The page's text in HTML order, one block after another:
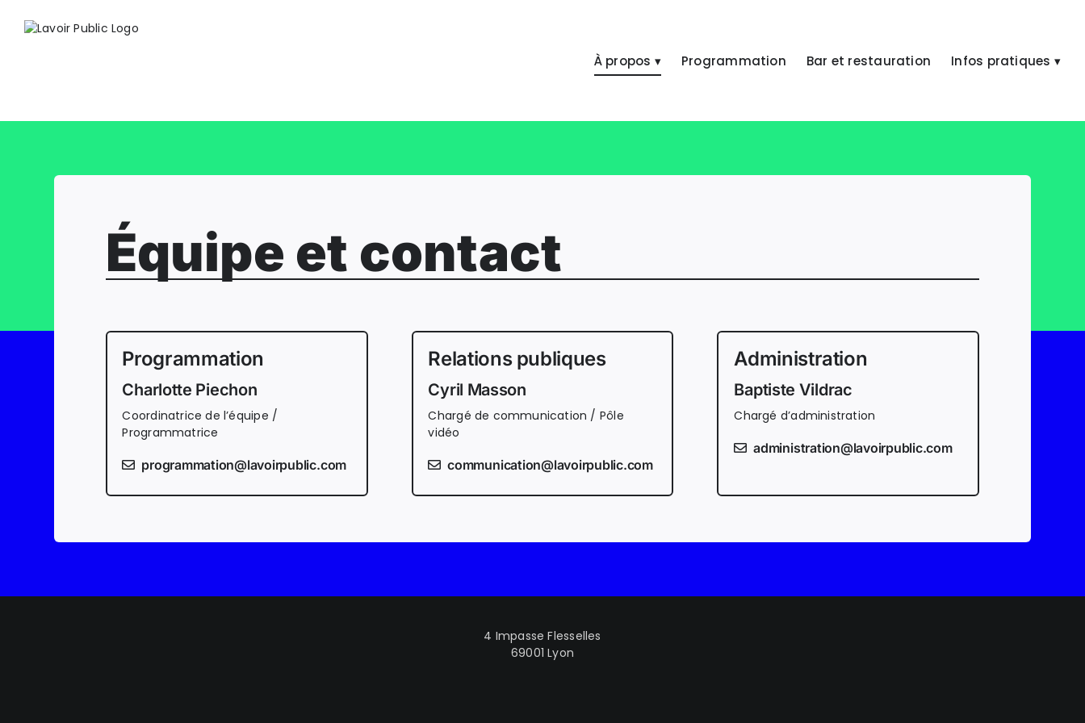
À propos ▾ Programmation Bar et restauration Infos pratiques ▾
Équipe et contact
Programmation
Charlotte Piechon
Coordinatrice de l’équipe /
Programmatrice
programmation@lavoirpublic.com
Relations publiques
Cyril Masson
Chargé de communication / Pôle
vidéo
communication@lavoirpublic.com
Administration
Baptiste Vildrac
Chargé d’administration
administration@lavoirpublic.com
4 Impasse Flesselles
69001 Lyon